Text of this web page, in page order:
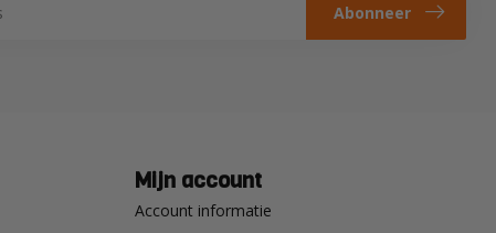
Abonneer
Mijn account
Account informatie